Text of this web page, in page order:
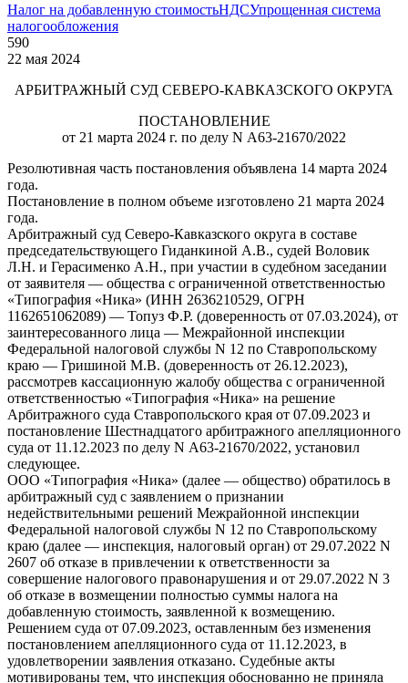
Налог на добавленную стоимостьНДСУпрощенная система
налогообложения
590
22 мая 2024
АРБИТРАЖНЫЙ СУД СЕВЕРО-КАВКАЗСКОГО ОКРУГА
ПОСТАНОВЛЕНИЕ
от 21 марта 2024 г. по делу N А63-21670/2022
Резолютивная часть постановления объявлена 14 марта 2024
года.
Постановление в полном объеме изготовлено 21 марта 2024
года.
Арбитражный суд Северо-Кавказского округа в составе
председательствующего Гиданкиной А.В., судей Воловик
Л.Н. и Герасименко А.Н., при участии в судебном заседании
от заявителя — общества с ограниченной ответственностью
«Типография «Ника» (ИНН 2636210529, ОГРН
1162651062089) — Топуз Ф.Р. (доверенность от 07.03.2024), от
заинтересованного лица — Межрайонной инспекции
Федеральной налоговой службы N 12 по Ставропольскому
краю — Гришиной М.В. (доверенность от 26.12.2023),
рассмотрев кассационную жалобу общества с ограниченной
ответственностью «Типография «Ника» на решение
Арбитражного суда Ставропольского края от 07.09.2023 и
постановление Шестнадцатого арбитражного апелляционного
суда от 11.12.2023 по делу N А63-21670/2022, установил
следующее.
ООО «Типография «Ника» (далее — общество) обратилось в
арбитражный суд с заявлением о признании
недействительными решений Межрайонной инспекции
Федеральной налоговой службы N 12 по Ставропольскому
краю (далее — инспекция, налоговый орган) от 29.07.2022 N
2607 об отказе в привлечении к ответственности за
совершение налогового правонарушения и от 29.07.2022 N 3
об отказе в возмещении полностью суммы налога на
добавленную стоимость, заявленной к возмещению.
Решением суда от 07.09.2023, оставленным без изменения
постановлением апелляционного суда от 11.12.2023, в
удовлетворении заявления отказано. Судебные акты
мотивированы тем, что инспекция обоснованно не приняла